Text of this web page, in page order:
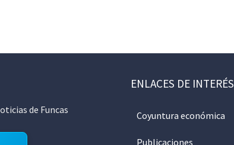
de Funcas
ENLACES DE INTERÉS
Coyuntura económica
Publicaciones